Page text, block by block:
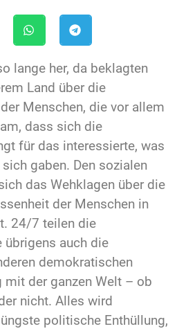
lange her, da beklagten
Land über die
Menschen, die vor allem
dass sich die
für das interessierte, was
gaben. Den sozialen
das Wehklagen über die
der Menschen in
24/7 teilen die
übrigens auch die
demokratischen
mit der ganzen Welt – ob
nicht. Alles wird
politische Enthüllung,